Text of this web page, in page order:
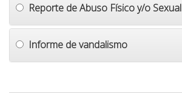
Reporte de Abuso Físico y/o Sexual
Informe de vandalismo